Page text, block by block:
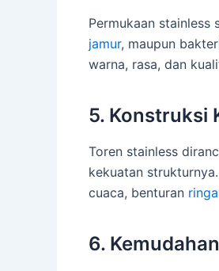
Permukaan
jamur, maupun
warna, rasa, dan
5. Konstruksi
Toren stainless
kekuatan
cuaca, benturan
6.